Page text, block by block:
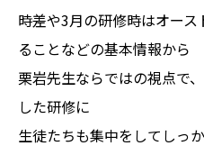
時差や3月の研修時はオー
ることなどの基本情報から
栗岩先生ならではの視点で
した研修に
生徒たちも集中をしてしっ